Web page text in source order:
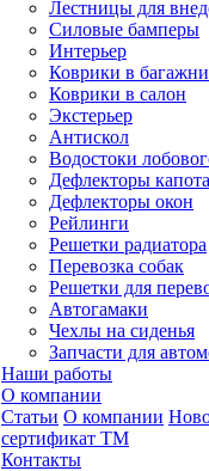
Лестницы для
Силовые бамперы
Интерьер
Коврики в
Коврики в салон
Экстерьер
Антискол
Водостоки
Дефлекторы капота
Дефлекторы окон
Рейлинги
Решетки радиатора
Перевозка собак
Решетки для
Автогамаки
Чехлы на сиденья
Запчасти для
Наши работы
О компании
Статьи О компании
сертификат ТМ
Контакты